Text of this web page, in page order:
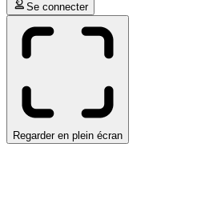
Se connecter
Regarder en plein écran